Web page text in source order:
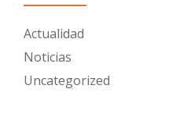
Actualidad
Noticias
Uncategorized